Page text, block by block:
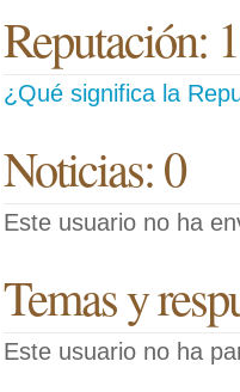
Reputación:
¿Qué significa la
Noticias: 0
Este usuario no ha
Temas y
Este usuario no ha